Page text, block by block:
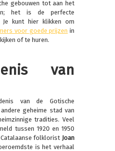
gebouwen tot aan het
het is de perfecte
Je kunt hier klikken om
voor goede prijzen in
of te huren.
van
van de Gotische
geheime stad van
tradities. Veel
tussen 1920 en 1950
folklorist Joan
is het verhaal